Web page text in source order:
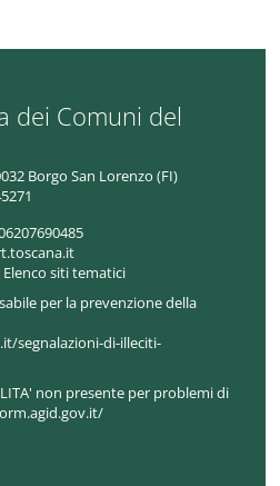
dei Comuni del
Borgo San Lorenzo (FI)
Elenco siti tematici
per la prevenzione della
segnalazioni-di-illeciti-
non presente per problemi di